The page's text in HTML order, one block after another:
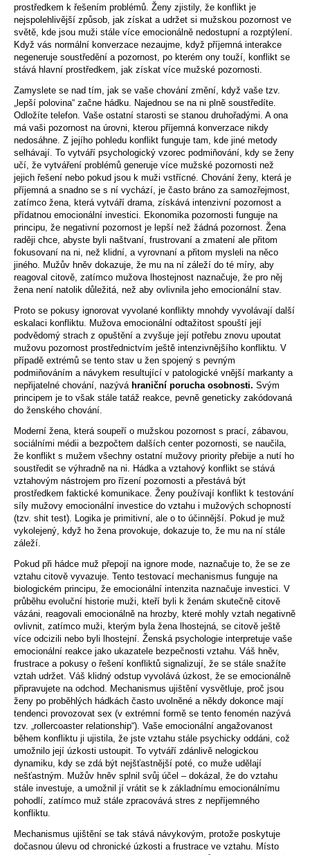
prostředkem k řešením problémů. Ženy zjistily, že konflikt je
nejspolehlivější způsob, jak získat a udržet si mužskou pozornost ve
světě, kde jsou muži stále více emocionálně nedostupní a rozptýlení.
Když vás normální konverzace nezaujme, když příjemná interakce
negeneruje soustředění a pozornost, po kterém ony touží, konflikt se
stává hlavní prostředkem, jak získat více mužské pozornosti.
Zamyslete se nad tím, jak se vaše chování změní, když vaše tzv.
„lepší polovina“ začne hádku. Najednou se na ni plně soustředíte.
Odložíte telefon. Vaše ostatní starosti se stanou druhořadými. A ona
má vaši pozornost na úrovni, kterou příjemná konverzace nikdy
nedosáhne. Z jejího pohledu konflikt funguje tam, kde jiné metody
selhávají. To vytváří psychologický vzorec podmiňování, kdy se ženy
učí, že vytváření problémů generuje více mužské pozornosti než
jejich řešení nebo pokud jsou k muži vstřícné. Chování ženy, která je
příjemná a snadno se s ní vychází, je často bráno za samozřejmost,
zatímco žena, která vytváří drama, získává intenzivní pozornost a
přídatnou emocionální investici. Ekonomika pozornosti funguje na
principu, že negativní pozornost je lepší než žádná pozornost. Žena
raději chce, abyste byli naštvaní, frustrovaní a zmatení ale přitom
fokusovaní na ni, než klidní, a vyrovnaní a přitom mysleli na něco
jiného. Mužův hněv dokazuje, že mu na ní záleží do té míry, aby
reagoval citově, zatímco mužova lhostejnost naznačuje, že pro něj
žena není natolik důležitá, než aby ovlivnila jeho emocionální stav.
Proto se pokusy ignorovat vyvolané konflikty mnohdy vyvolávají další
eskalaci konfliktu. Mužova emocionální odtažitost spouští její
podvědomý strach z opuštění a zvyšuje její potřebu znovu upoutat
mužovu pozornost prostřednictvím ještě intenzivnějšího konfliktu. V
případě extrémů se tento stav u žen spojený s pevným
podmiňováním a návykem resultující v patologické vnější markanty a
nepřijatelné chování, nazývá hraniční porucha osobnosti. Svým
principem je to však stále tatáž reakce, pevně geneticky zakódovaná
do ženského chování.
Moderní žena, která soupeří o mužskou pozornost s prací, zábavou,
sociálními médii a bezpočtem dalších center pozornosti, se naučila,
že konflikt s mužem všechny ostatní mužovy priority přebije a nutí ho
soustředit se výhradně na ni. Hádka a vztahový konflikt se stává
vztahovým nástrojem pro řízení pozornosti a přestává být
prostředkem faktické komunikace. Ženy používají konflikt k testování
síly mužovy emocionální investice do vztahu i mužových schopností
(tzv. shit test). Logika je primitivní, ale o to účinnější. Pokud je muž
vykolejený, když ho žena provokuje, dokazuje to, že mu na ní stále
záleží.
Pokud při hádce muž přepojí na ignore mode, naznačuje to, že se ze
vztahu citově vyvazuje. Tento testovací mechanismus funguje na
biologickém principu, že emocionální intenzita naznačuje investici. V
průběhu evoluční historie muži, kteří byli k ženám skutečně citově
vázáni, reagovali emocionálně na hrozby, které mohly vztah negativně
ovlivnit, zatímco muži, kterým byla žena lhostejná, se citově ještě
více odcizili nebo byli lhostejní. Ženská psychologie interpretuje vaše
emocionální reakce jako ukazatele bezpečnosti vztahu. Váš hněv,
frustrace a pokusy o řešení konfliktů signalizují, že se stále snažíte
vztah udržet. Váš klidný odstup vyvolává úzkost, že se emocionálně
připravujete na odchod. Mechanismus ujištění vysvětluje, proč jsou
ženy po proběhlých hádkách často uvolněné a někdy dokonce mají
tendenci provozovat sex (v extrémní formě se tento fenomén nazývá
tzv. „rollercoaster relationship“). Vaše emocionální angažovanost
během konfliktu ji ujistila, že jste vztahu stále psychicky oddáni, což
umožnilo její úzkosti ustoupit. To vytváří zdánlivě nelogickou
dynamiku, kdy se zdá být nejšťastnější poté, co muže udělají
nešťastným. Mužův hněv splnil svůj účel – dokázal, že do vztahu
stále investuje, a umožnil jí vrátit se k základnímu emocionálnímu
pohodlí, zatímco muž stále zpracovává stres z nepříjemného
konfliktu.
Mechanismus ujištění se tak stává návykovým, protože poskytuje
dočasnou úlevu od chronické úzkosti a frustrace ve vztahu. Místo